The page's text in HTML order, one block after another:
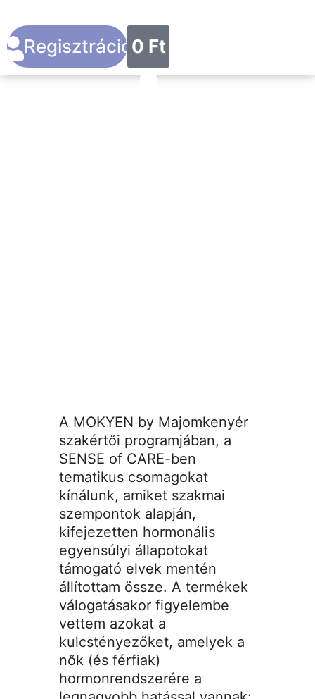
Regisztráció 0 Ft
A MOKYEN by Majomkenyér
szakértői programjában, a
SENSE of CARE-ben
tematikus csomagokat
kínálunk, amiket szakmai
szempontok alapján,
kifejezetten hormonális
egyensúlyi állapotokat
támogató elvek mentén
állítottam össze. A termékek
válogatásakor figyelembe
vettem azokat a
kulcstényezőket, amelyek a
nők (és férfiak)
hormonrendszerére a